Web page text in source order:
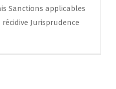
Sanctions applicables
Jurisprudence